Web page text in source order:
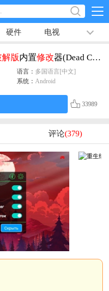
硬件 电视 排行榜
解版内置修改器(Dead Cells)
语言： 多国语言[中文]
系统： Android
33989
评论(379)